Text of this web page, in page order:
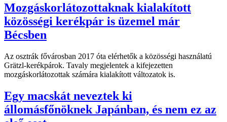
Mozgáskorlátozottaknak kialakított
közösségi kerékpár is üzemel már
Bécsben
Az osztrák fővárosban 2017 óta elérhetők a közösségi használatú
Grätzl-kerékpárok. Tavaly megjelentek a kifejezetten
mozgáskorlátozottak számára kialakított változatok is.
Egy macskát neveztek ki
állomásfőnöknek Japánban, és nem ez az